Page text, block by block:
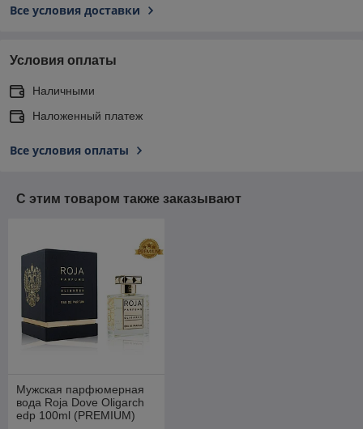
Все условия доставки
Условия оплаты
Наличными
Наложенный платеж
Все условия оплаты
С этим товаром также заказывают
Мужская парфюмерная
вода Roja Dove Oligarch
edp 100ml (PREMIUM)